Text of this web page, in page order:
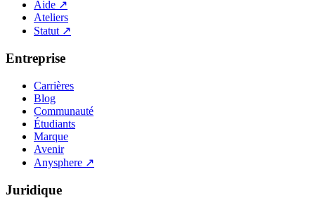
Aide ↗
Ateliers
Statut↗
Entreprise
Carrières
Blog
Communauté
Étudiants
Marque
Avenir
Anysphere ↗
Juridique